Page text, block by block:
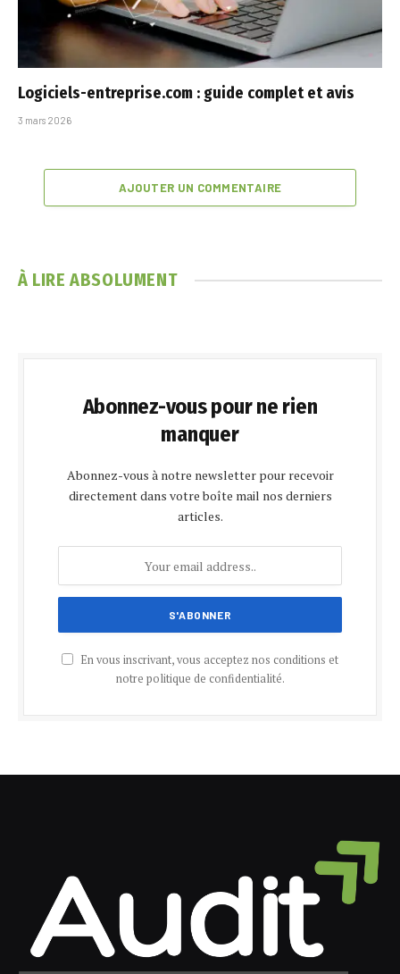
Logiciels-entreprise.com : guide complet et avis
3 mars 2026
AJOUTER UN COMMENTAIRE
À LIRE ABSOLUMENT
Abonnez-vous pour ne rien
manquer
Abonnez-vous à notre newsletter pour recevoir
directement dans votre boîte mail nos derniers
articles.
En vous inscrivant, vous acceptez nos conditions et
notre politique de confidentialité.